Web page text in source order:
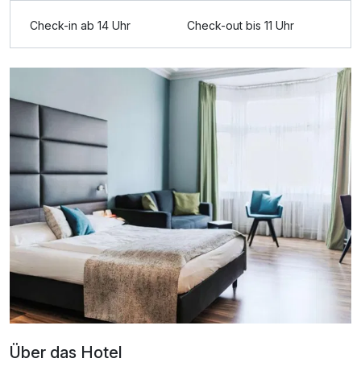
Für 3 Tage 378,00 €
Einzelzimmer
1 Erwachsenen
Check-in ab 14 Uhr Check-out bis 11 Uhr
Über das Hotel